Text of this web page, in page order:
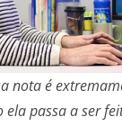
nota é
passa a ser